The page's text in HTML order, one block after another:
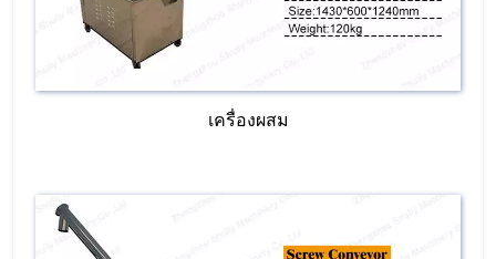
เครื่องผสม